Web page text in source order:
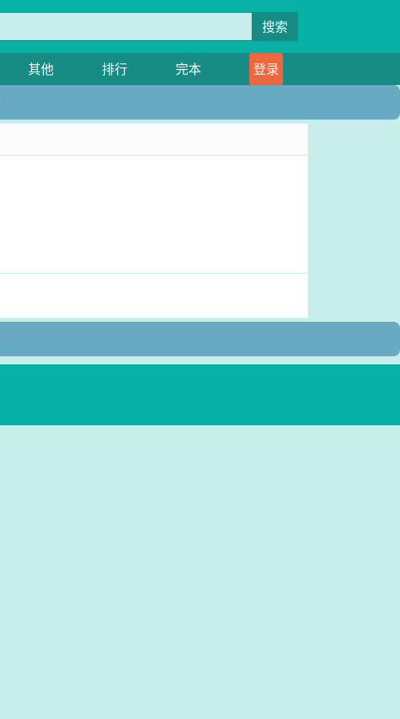
搜索
其他 排行 完本 登录